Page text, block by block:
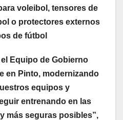
voleibol, tensores de
o protectores externos
de fútbol
Equipo de Gobierno
en Pinto, modernizando
equipos y
entrenando en las
más seguras posibles”,